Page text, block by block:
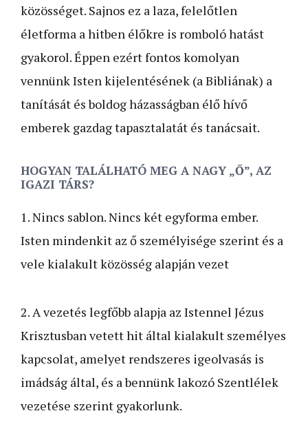
közösséget. Sajnos ez a laza, felelőtlen
életforma a hitben élőkre is romboló hatást
gyakorol. Éppen ezért fontos komolyan
vennünk Isten kijelentésének (a Bibliának) a
tanítását és boldog házasságban élő hívő
emberek gazdag tapasztalatát és tanácsait.
HOGYAN TALÁLHATÓ MEG A NAGY „Ő”, AZ
IGAZI TÁRS?
1. Nincs sablon. Nincs két egyforma ember.
Isten mindenkit az ő személyisége szerint és a
vele kialakult közösség alapján vezet
2. A vezetés legfőbb alapja az Istennel Jézus
Krisztusban vetett hit által kialakult személyes
kapcsolat, amelyet rendszeres ige­olvasás is
imádság által, és a bennünk lakozó Szentlélek
vezetése szerint gyakorlunk.